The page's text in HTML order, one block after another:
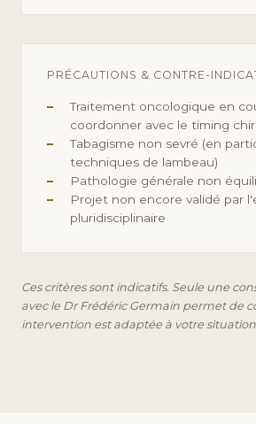
PRÉCAUTIONS & CONTRE-
Traitement oncologique en
coordonner avec le timing
Tabagisme non sevré (en
techniques de lambeau)
Pathologie générale non
Projet non encore validé par
pluridisciplinaire
Ces critères sont indicatifs. Seule une
avec le Dr Frédéric Germain permet de
intervention est adaptée à votre